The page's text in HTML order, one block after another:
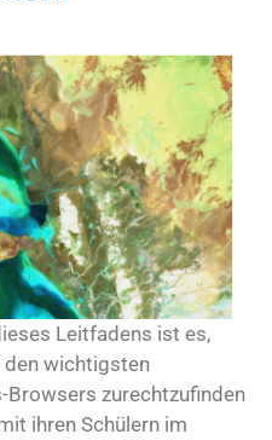
Leitfadens ist es,
den wichtigsten
Browsers zurechtzufinden
ihren Schülern im